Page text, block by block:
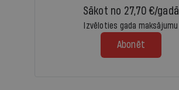
Sākot no 27,70 €/gadā
Izvēloties gada maksājumu
Abonēt